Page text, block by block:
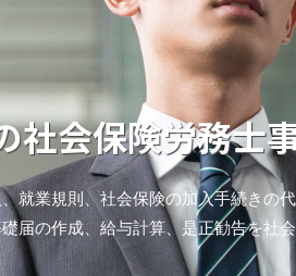
社会保険労務士
就業規則、社会保険の加入手続きの代
届の作成、給与計算、是正勧告を社